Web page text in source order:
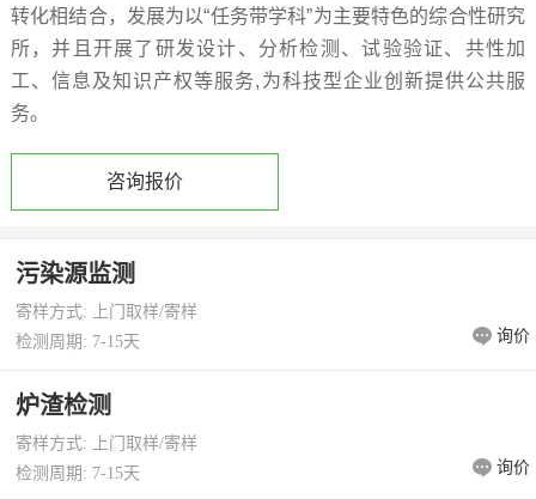
转化相结合，发展为以“任务带学科”为主要特色的综合性研究
所，并且开展了研发设计、分析检测、试验验证、共性加
工、信息及知识产权等服务,为科技型企业创新提供公共服
务。
咨询报价
污染源监测
寄样方式: 上门取样/寄样
检测周期: 7-15天
询价
炉渣检测
寄样方式: 上门取样/寄样
检测周期: 7-15天
询价
价
真
伪
查
询